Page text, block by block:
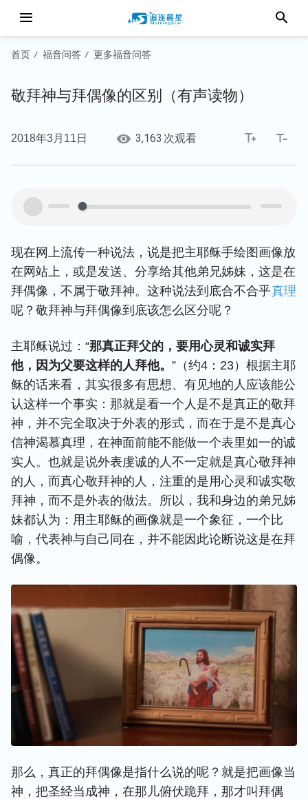
首页 / 福音问答 / 更多福音问答
敬拜神与拜偶像的区别（有声读物）
2018年3月11日 3,163 次观看
00:00 00:00
现在网上流传一种说法，说是把主耶稣手绘图画像放
在网站上，或是发送、分享给其他弟兄姊妹，这是在
拜偶像，不属于敬拜神。这种说法到底合不合乎真理
呢？敬拜神与拜偶像到底该怎么区分呢？
主耶稣说过：“那真正拜父的，要用心灵和诚实拜
他，因为父要这样的人拜他。 ”（约4：23）根据主耶
稣的话来看，其实很多有思想、有见地的人应该能公
认这样一个事实：那就是看一个人是不是真正的敬拜
神，并不完全取决于外表的形式，而在于是不是真心
信神渴慕真理，在神面前能不能做一个表里如一的诚
实人。也就是说外表虔诚的人不一定就是真心敬拜神
的人，而真心敬拜神的人，注重的是用心灵和诚实敬
拜神，而不是外表的做法。所以，我和身边的弟兄姊
妹都认为：用主耶稣的画像就是一个象征，一个比
喻，代表神与自己同在，并不能因此论断说这是在拜
偶像。
那么，真正的拜偶像是指什么说的呢？就是把画像当
神，把圣经当成神，在那儿俯伏跪拜，那才叫拜偶